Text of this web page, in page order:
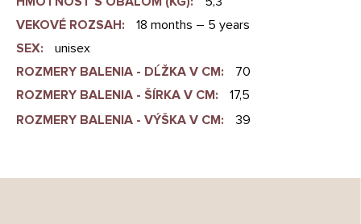
VEKOVÉ ROZSAH:
18 months – 5 years
SEX:
unisex
ROZMERY BALENIA - DĹŽKA V CM:
70
ROZMERY BALENIA - ŠÍRKA V CM:
17,5
ROZMERY BALENIA - VÝŠKA V CM: 39